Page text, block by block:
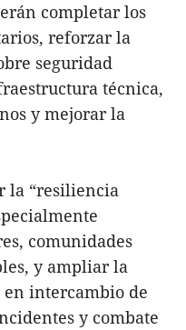
completar los
reforzar la
seguridad
técnica,
y mejorar la
la “resiliencia
comunidades
y ampliar la
intercambio de
y combate